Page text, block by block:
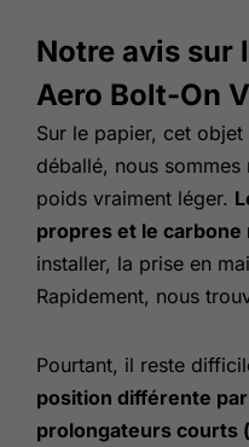
Notre avis sur
Aero Bolt-On
Sur le papier, cet
déballé, nous
poids vraiment léger.
propres et le carbone
installer, la prise en
Rapidement, nous
Pourtant, il reste
position différente
prolongateurs courts